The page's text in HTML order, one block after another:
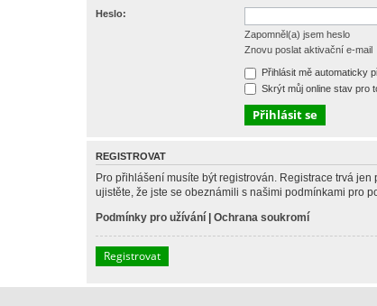
Heslo:
Zapomněl(a) jsem heslo
Znovu poslat aktivační e-mail
Přihlásit mě automaticky
Skrýt můj online stav pro
REGISTROVAT
Pro přihlášení musíte být registrován. Registrace trvá
ujistěte, že jste se obeznámili s našimi podmínkami pro
Podmínky pro užívání | Ochrana soukromí
Registrovat